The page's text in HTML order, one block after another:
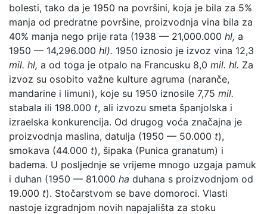
bolesti, tako da je 1950 na površini, koja je bila za 5%
manja od predratne površine, proizvodnja vina bila za
40% manja nego prije rata (1938 — 21,000.000 hl, a
1950 — 14,296.000 hl). 1950 iznosio je izvoz vina 12,3
mil. hl, a od toga je otpalo na Francusku 8,0 mil. hl. Za
izvoz su osobito važne kulture agruma (naranče,
mandarine i limuni), koje su 1950 iznosile 7,75 mil.
stabala ili 198.000 t, ali izvozu smeta španjolska i
izraelska konkurencija. Od drugog voća značajna je
proizvodnja maslina, datulja (1950 — 50.000 t),
smokava (44.000 t), šipaka (Punica granatum) i
badema. U posljednje se vrijeme mnogo uzgaja pamuk
i duhan (1950 — 81.000 ha duhana s proizvodnjom od
19.000 t). Stočarstvom se bave domoroci. Vlasti
nastoje izgradnjom novih napajališta za stoku